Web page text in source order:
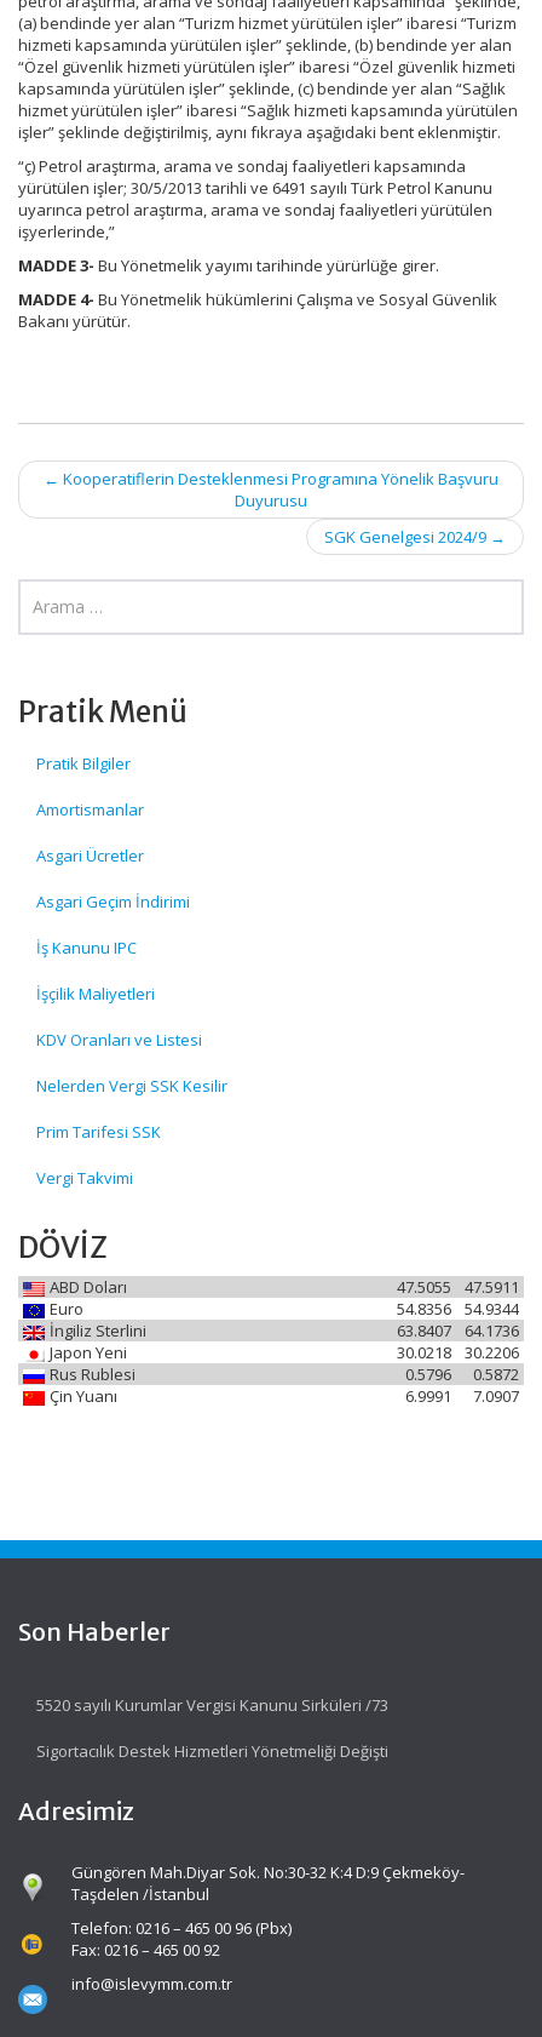
(a) bendinde yer alan “Turizm hizmet yürütülen işler” ibaresi “Turizm
hizmeti kapsamında yürütülen işler” şeklinde, (b) bendinde yer alan
“Özel güvenlik hizmeti yürütülen işler” ibaresi “Özel güvenlik hizmeti
kapsamında yürütülen işler” şeklinde, (c) bendinde yer alan “Sağlık
hizmet yürütülen işler” ibaresi “Sağlık hizmeti kapsamında yürütülen
işler” şeklinde değiştirilmiş, aynı fıkraya aşağıdaki bent eklenmiştir.
“ç) Petrol araştırma, arama ve sondaj faaliyetleri kapsamında
yürütülen işler; 30/5/2013 tarihli ve 6491 sayılı Türk Petrol Kanunu
uyarınca petrol araştırma, arama ve sondaj faaliyetleri yürütülen
işyerlerinde,”
MADDE 3- Bu Yönetmelik yayımı tarihinde yürürlüğe girer.
MADDE 4- Bu Yönetmelik hükümlerini Çalışma ve Sosyal Güvenlik
Bakanı yürütür.
Post
navigation
← Kooperatiflerin Desteklenmesi Programına Yönelik Başvuru
Duyurusu
SGK Genelgesi 2024/9 →
Pratik Menü
Pratik Bilgiler
Amortismanlar
Asgari Ücretler
Asgari Geçim İndirimi
İş Kanunu IPC
İşçilik Maliyetleri
KDV Oranları ve Listesi
Nelerden Vergi SSK Kesilir
Prim Tarifesi SSK
Vergi Takvimi
DÖVİZ
ABD Doları 47.5911
47.5055
Euro
54.9344
54.8356
İngiliz Sterlini
64.1736
63.8407
Japon Yeni
30.2206
30.0218
Rus Rublesi
0.5872
0.5796
Çin Yuanı
7.0907
6.9991
Son Haberler
5520 sayılı Kurumlar Vergisi Kanunu Sirküleri /73
Sigortacılık Destek Hizmetleri Yönetmeliği Değişti
Adresimiz
Güngören Mah.Diyar Sok. No:30-32 K:4 D:9 Çekmeköy-
Taşdelen /İstanbul
Telefon: 0216 – 465 00 96 (Pbx)
Fax: 0216 – 465 00 92
info@islevymm.com.tr